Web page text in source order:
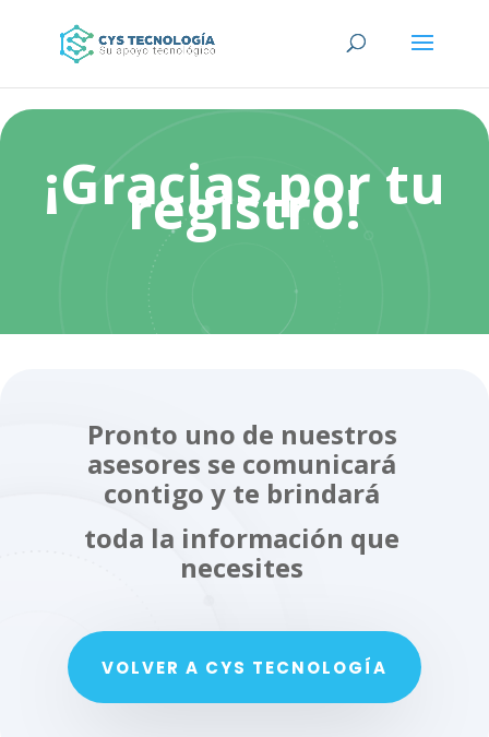
¡Gracias por tu
registro!
Pronto uno de nuestros
asesores se comunicará
contigo y te brindará
toda la información que
necesites
VOLVER A CYS TECNOLOGÍA